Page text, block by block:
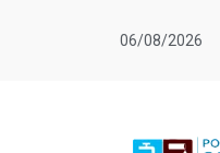
06/08/2026